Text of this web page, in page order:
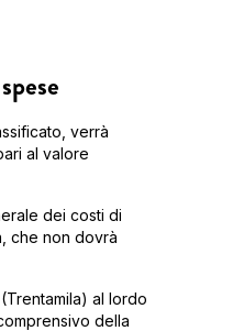
verrà
al valore
dei costi di
che non dovrà
al lordo
della